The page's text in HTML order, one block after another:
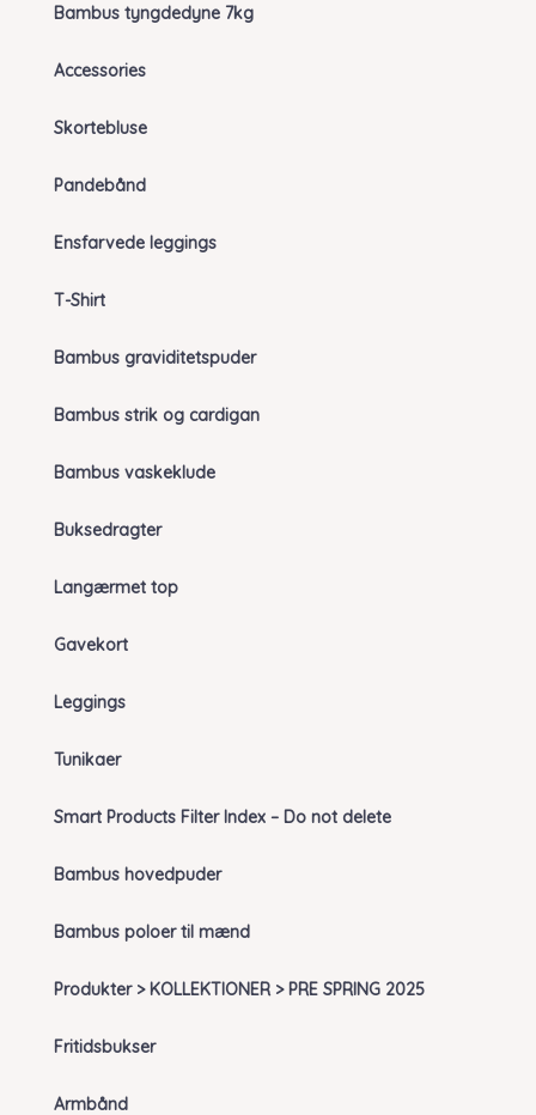
Bambus tyngdedyne 7kg
Accessories
Skortebluse
Pandebånd
Ensfarvede leggings
T-Shirt
Bambus graviditetspuder
Bambus strik og cardigan
Bambus vaskeklude
Buksedragter
Langærmet top
Gavekort
Leggings
Tunikaer
Smart Products Filter Index – Do not delete
Bambus hovedpuder
Bambus poloer til mænd
Produkter > KOLLEKTIONER > PRE SPRING 2025
Fritidsbukser
Armbånd